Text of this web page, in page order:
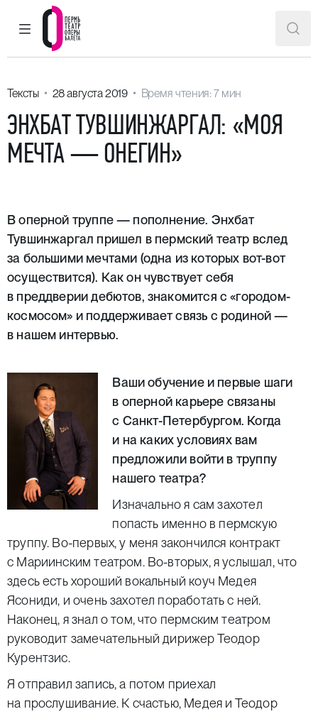
ГЛАВНОЕ МЕНЮ
Пермский театр оперы и балета
Тексты 28 августа 2019 Время чтения: 7 мин
ЭНХБАТ ТУВШИНЖАРГАЛ: «МОЯ
МЕЧТА — ОНЕГИН»
В оперной труппе — пополнение. Энхбат
Тувшинжаргал пришел в пермский театр вслед
за большими мечтами (одна из которых вот-вот
осуществится). Как он чувствует себя
в преддверии дебютов, знакомится с «городом-
космосом» и поддерживает связь с родиной —
в нашем интервью.
Ваши обучение и первые шаги
в оперной карьере связаны
с Санкт-Петербургом. Когда
и на каких условиях вам
предложили войти в труппу
нашего театра?
Изначально я сам захотел
попасть именно в пермскую
труппу. Во-первых, у меня закончился контракт
с Мариинским театром. Во-вторых, я услышал, что
здесь есть хороший вокальный коуч Медея
Ясониди, и очень захотел поработать с ней.
Наконец, я знал о том, что пермским театром
руководит замечательный дирижер Теодор
Курентзис.
Я отправил запись, а потом приехал
на прослушивание. К счастью, Медея и Теодор